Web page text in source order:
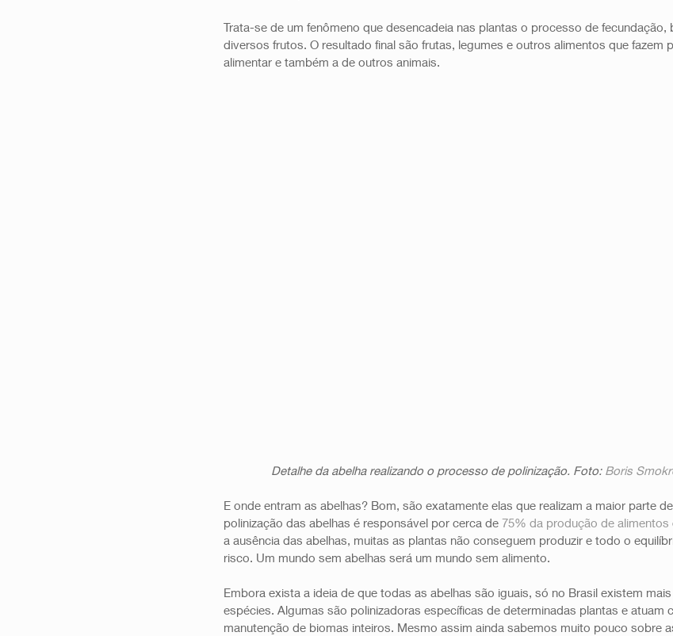
Trata-se de um fenômeno que desencadeia nas plantas o processo de fecundação,
diversos frutos. O resultado final são frutas, legumes e outros alimentos que fazem
alimentar e também a de outros animais.
Detalhe da abelha realizando o processo de polinização. Foto: Boris
E onde entram as abelhas? Bom, são exatamente elas que realizam a maior parte
polinização das abelhas é responsável por cerca de 75% da produção de alimentos
a ausência das abelhas, muitas as plantas não conseguem produzir e todo o
risco. Um mundo sem abelhas será um mundo sem alimento.
Embora exista a ideia de que todas as abelhas são iguais, só no Brasil existem
espécies. Algumas são polinizadoras específicas de determinadas plantas e atuam
manutenção de biomas inteiros. Mesmo assim ainda sabemos muito pouco sobre